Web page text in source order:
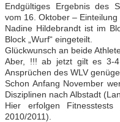
Endgültiges Ergebnis des
vom 16. Oktober –
Nadine Hildebrandt ist im
Block „Wurf“ eingeteilt.
Glückwunsch an beide
Aber, !!! ab jetzt gilt es 3-
Ansprüchen des WLV
Schon Anfang November
Disziplinen nach Albstadt
Hier erfolgen Fitnesstests
2010/2011).